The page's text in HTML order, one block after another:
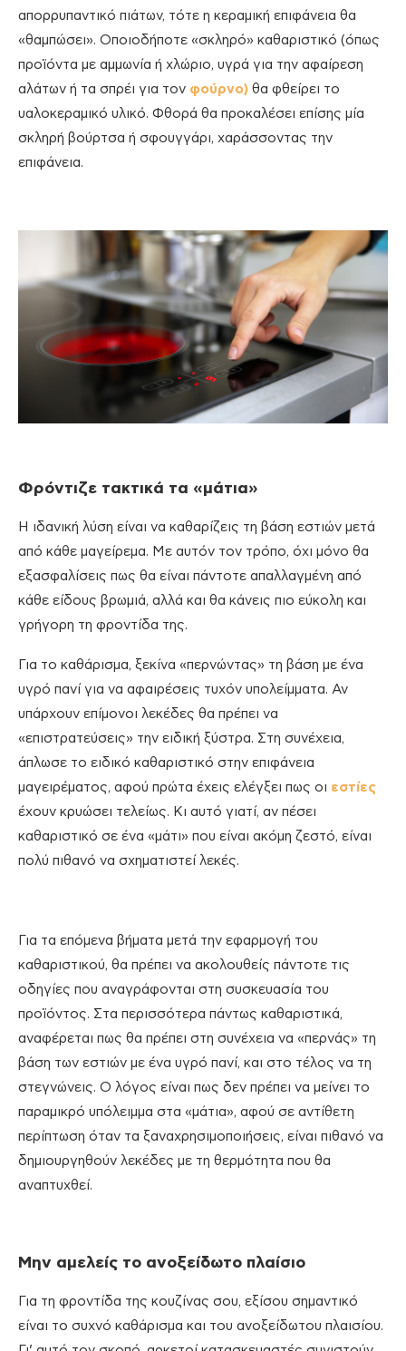
απορρυπαντικό πιάτων, τότε η κεραμική επιφάνεια θα
«θαμπώσει». Οποιοδήποτε «σκληρό» καθαριστικό (όπως
προϊόντα με αμμωνία ή χλώριο, υγρά για την αφαίρεση
αλάτων ή τα σπρέι για τον φούρνο) θα φθείρει το
υαλοκεραμικό υλικό. Φθορά θα προκαλέσει επίσης μία
σκληρή βούρτσα ή σφουγγάρι, χαράσσοντας την
επιφάνεια.
Φρόντιζε τακτικά τα «μάτια»
Η ιδανική λύση είναι να καθαρίζεις τη βάση εστιών μετά
από κάθε μαγείρεμα. Με αυτόν τον τρόπο, όχι μόνο θα
εξασφαλίσεις πως θα είναι πάντοτε απαλλαγμένη από
κάθε είδους βρωμιά, αλλά και θα κάνεις πιο εύκολη και
γρήγορη τη φροντίδα της.
Για το καθάρισμα, ξεκίνα «περνώντας» τη βάση με ένα
υγρό πανί για να αφαιρέσεις τυχόν υπολείμματα. Αν
υπάρχουν επίμονοι λεκέδες θα πρέπει να
«επιστρατεύσεις» την ειδική ξύστρα. Στη συνέχεια,
άπλωσε το ειδικό καθαριστικό στην επιφάνεια
μαγειρέματος, αφού πρώτα έχεις ελέγξει πως οι εστίες
έχουν κρυώσει τελείως. Κι αυτό γιατί, αν πέσει
καθαριστικό σε ένα «μάτι» που είναι ακόμη ζεστό, είναι
πολύ πιθανό να σχηματιστεί λεκές.
Για τα επόμενα βήματα μετά την εφαρμογή του
καθαριστικού, θα πρέπει να ακολουθείς πάντοτε τις
οδηγίες που αναγράφονται στη συσκευασία του
προϊόντος. Στα περισσότερα πάντως καθαριστικά,
αναφέρεται πως θα πρέπει στη συνέχεια να «περνάς» τη
βάση των εστιών με ένα υγρό πανί, και στο τέλος να τη
στεγνώνεις. Ο λόγος είναι πως δεν πρέπει να μείνει το
παραμικρό υπόλειμμα στα «μάτια», αφού σε αντίθετη
περίπτωση όταν τα ξαναχρησιμοποιήσεις, είναι πιθανό να
δημιουργηθούν λεκέδες με τη θερμότητα που θα
αναπτυχθεί.
Μην αμελείς το ανοξείδωτο πλαίσιο
Για τη φροντίδα της κουζίνας σου, εξίσου σημαντικό
είναι το συχνό καθάρισμα και του ανοξείδωτου πλαισίου.